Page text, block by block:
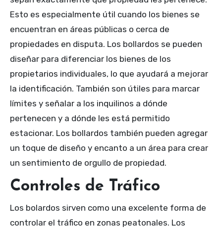
Esto es especialmente útil cuando los bienes se
encuentran en áreas públicas o cerca de
propiedades en disputa. Los bollardos se pueden
diseñar para diferenciar los bienes de los
propietarios individuales, lo que ayudará a mejorar
la identificación. También son útiles para marcar
límites y señalar a los inquilinos a dónde
pertenecen y a dónde les está permitido
estacionar. Los bollardos también pueden agregar
un toque de diseño y encanto a un área para crear
un sentimiento de orgullo de propiedad.
Controles de Tráfico
Los bolardos sirven como una excelente forma de
controlar el tráfico en zonas peatonales. Los